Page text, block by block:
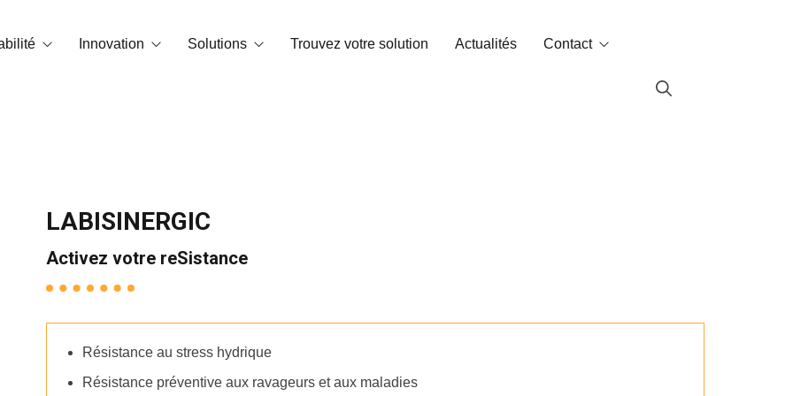
Innovation
Smart Tech
Solutions
NPK soluble dans l’eau
Conditionneurs de sol
NPK foliaires
Trouvez votre solution Actualités Contact
LABISINERGIC
Activez votre reSistance
Résistance au stress hydrique
Résistance préventive aux ravageurs et aux maladies